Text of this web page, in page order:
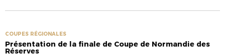
COUPES RÉGIONALES
Présentation de la finale de Coupe de Normandie des
Réserves